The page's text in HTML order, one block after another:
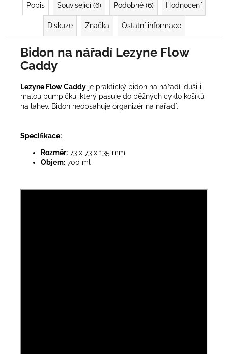
Popis Související (6) Podobné (6) Hodnocení
Diskuze Značka Ostatní informace
Bidon na nářadí Lezyne Flow
Caddy
Lezyne Flow Caddy je praktický bidon na nářadí, duši i
malou pumpičku, který pasuje do běžných cyklo košíků
na lahev. Bidon neobsahuje organizér na nářadí.
Specifikace:
Rozměr: 73 x 73 x 135 mm
Objem: 700 ml